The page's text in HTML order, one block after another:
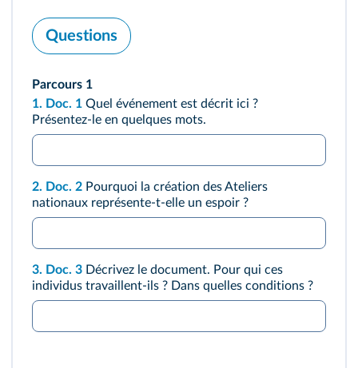
Questions
Parcours 1
1. Doc. 1 Quel événement est décrit ici ?
Présentez‑le en quelques mots.
2. Doc. 2 Pourquoi la création des Ateliers
nationaux représente‑t‑elle un espoir ?
3. Doc. 3 Décrivez le document. Pour qui ces
individus travaillent‑ils ? Dans quelles conditions ?